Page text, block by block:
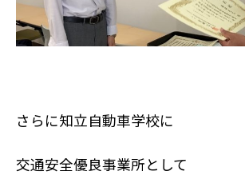
さらに知立自動車学校に
交通安全優良事業所として